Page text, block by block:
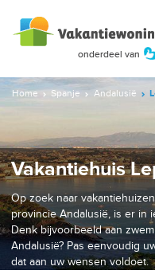
Home Spanje Andalusië
Vakantiehuis
Op zoek naar
provincie Andalusië, is er in
Denk bijvoorbeeld aan
Andalusië? Pas eenvoudig
dat aan uw wensen voldoet.